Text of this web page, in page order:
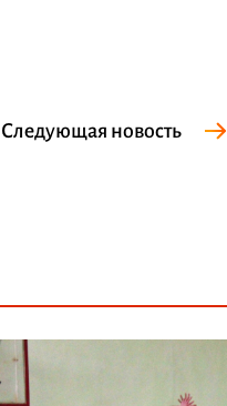
Следующая новость